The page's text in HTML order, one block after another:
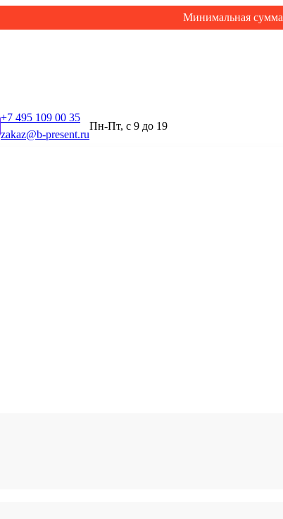
Минимальная сумма
+7 495 109 00 35
zakaz@b-present.ru
Пн-Пт, с 9 до 19